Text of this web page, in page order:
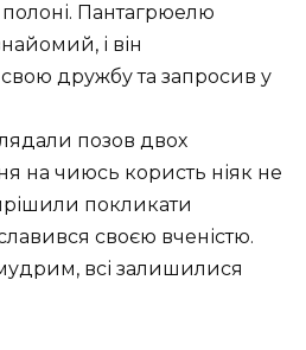
Пантагрюелю
і він
дружбу та запросив у
позов двох
на чиюсь користь ніяк не
покликати
своєю вченістю.
всі залишилися